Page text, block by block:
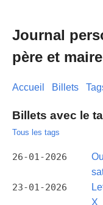
Journal
père et maire
Accueil Billets
Billets avec le
Tous les tags
26-01-2026
23-01-2026
X